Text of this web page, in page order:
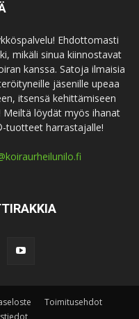
Ehdottomasti
mikäli sinua kiinnostavat
kanssa. Satoja ilmaisia
jäsenille upeaa
itsensä kehittämiseen
löydät myös ihanat
tuotteet harrastajalle!
Toimitusehdot